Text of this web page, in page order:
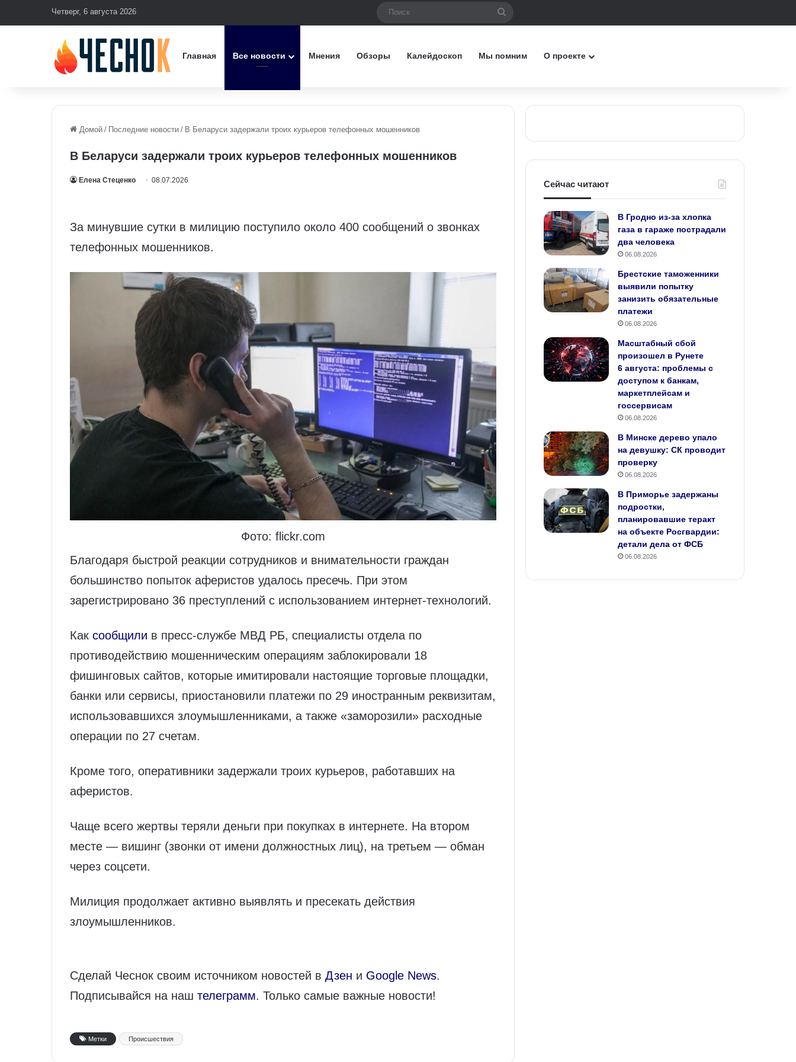
Четверг, 6 августа 2026
Главная Все новости Мнения Обзоры Калейдоскоп Мы помним О проекте
Домой / Последние новости / В Беларуси задержали троих курьеров телефонных мошенников
В Беларуси задержали троих курьеров телефонных мошенников
Елена Стеценко 08.07.2026
За минувшие сутки в милицию поступило около 400 сообщений о звонках
телефонных мошенников.
Фото: flickr.com
Благодаря быстрой реакции сотрудников и внимательности граждан
большинство попыток аферистов удалось пресечь. При этом
зарегистрировано 36 преступлений с использованием интернет-технологий.
Как сообщили в пресс-службе МВД РБ, специалисты отдела по
противодействию мошенническим операциям заблокировали 18
фишинговых сайтов, которые имитировали настоящие торговые площадки,
банки или сервисы, приостановили платежи по 29 иностранным реквизитам,
использовавшихся злоумышленниками, а также «заморозили» расходные
операции по 27 счетам.
Кроме того, оперативники задержали троих курьеров, работавших на
аферистов.
Чаще всего жертвы теряли деньги при покупках в интернете. На втором
месте — вишинг (звонки от имени должностных лиц), на третьем — обман
через соцсети.
Милиция продолжает активно выявлять и пресекать действия
злоумышленников.
Сделай Чеснок своим источником новостей в Дзен и Google News.
Подписывайся на наш телеграмм. Только самые важные новости!
Метки Происшествия
Сейчас читают
В Гродно из-за хлопка
газа в гараже пострадали
два человека
06.08.2026
Брестские таможенники
выявили попытку
занизить обязательные
платежи
06.08.2026
Масштабный сбой
произошел в Рунете
6 августа: проблемы с
доступом к банкам,
маркетплейсам и
госсервисам
06.08.2026
В Минске дерево упало
на девушку: СК проводит
проверку
06.08.2026
В Приморье задержаны
подростки,
планировавшие теракт
на объекте Росгвардии:
детали дела от ФСБ
06.08.2026